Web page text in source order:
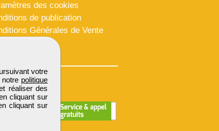
votre
notre politique
réaliser des
cliquant sur
cliquant sur
des cookies
de publication
Générales de Vente